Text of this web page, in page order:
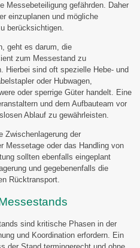
Messebeteiligung gefährden. Daher
einzuplanen und mögliche
berücksichtigen.
geht es darum, die
zum Messestand zu
Hierbei sind oft spezielle Hebe- und
oder Hubwagen,
oder sperrige Güter handelt. Eine
und dem Aufbauteam vor
Ablauf zu gewährleisten.
Zwischenlagerung der
Messetage oder das Handling von
sollten ebenfalls eingeplant
und gegebenenfalls die
Rücktransport.
sind kritische Phasen in der
und Koordination erfordern. Ein